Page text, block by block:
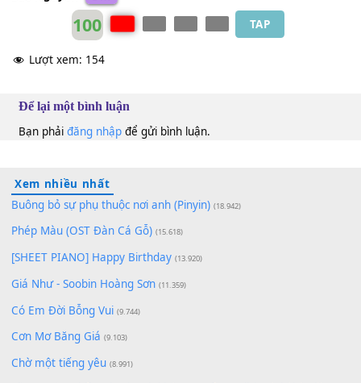
Bảo Nguyên Dm
Lượt xem: 154
Để lại một bình luận
đăng nhập để gửi bình luận.
Buông bỏ sự phụ thuộc nơi anh (Pinyin)